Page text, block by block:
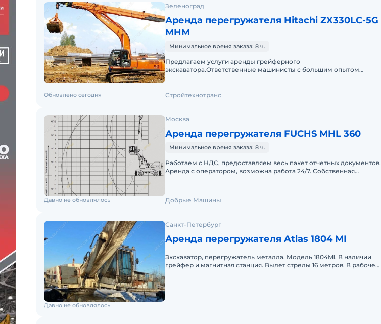
Зеленоград
Аренда перегружателя Hitachi ZX330LC-5G
MHM
Минимальное время заказа: 8 ч.
Предлагаем услуги аренды грейферного
экскаватора.Ответственные машинисты с большим опытом
Обновлено сегодня Стройтехнотранс
Москва
Аренда перегружателя FUCHS MHL 360
Минимальное время заказа: 8 ч.
Работаем с НДС, предоставляем весь пакет отчетных документов.
Аренда с оператором, возможна работа 24/7. Собственная
Давно не обновлялось Добрые Машины
Санкт-Петербург
Аренда перегружателя Atlas 1804 MI
Экскаватор, перегружатель металла. Модель 1804Ml. В наличии
грейфер и магнитная станция. Вылет стрелы 16 метров. В рабочем
Давно не обновлялось